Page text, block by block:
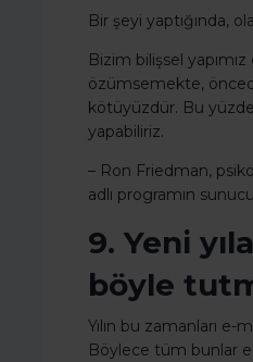
Bir şeyi yaptığında,
Bizim bilişsel
özümsemekte,
kötüyüzdür. Bu
yapabiliriz.
– Ron Friedman,
adlı programın
9. Yeni
böyle
Yılın bu zamanları
Böylece tüm bunlar